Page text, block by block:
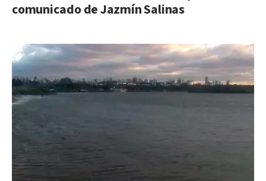
comunicado de Jazmín Salinas